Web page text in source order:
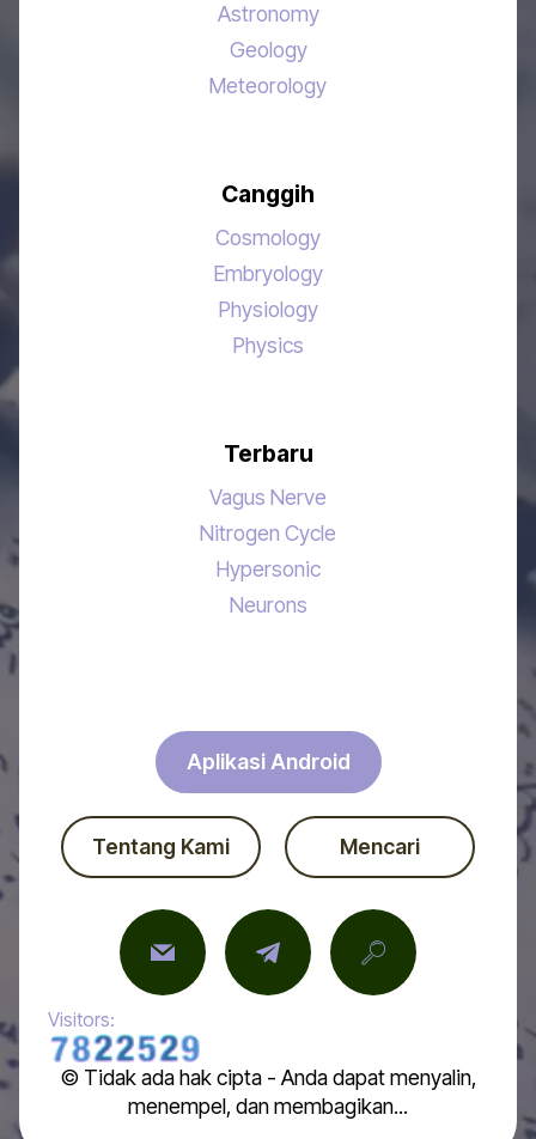
Astronomy
Geology
Meteorology
Canggih
Cosmology
Embryology
Physiology
Physics
Terbaru
Vagus Nerve
Nitrogen Cycle
Hypersonic
Neurons
Aplikasi Android
Tentang Kami Mencari
Visitors:
© Tidak ada hak cipta - Anda dapat menyalin,
menempel, dan membagikan...